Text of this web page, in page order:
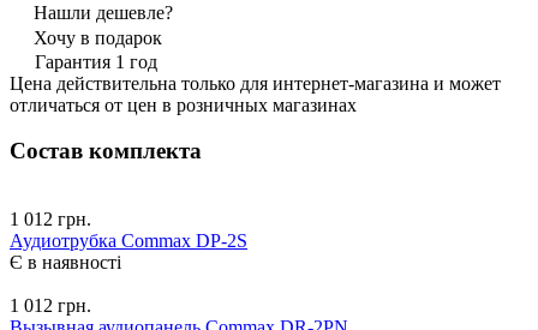
Нашли дешевле?
Хочу в подарок
Гарантия 1 год
Цена действительна только для интернет-магазина и может
отличаться от цен в розничных магазинах
Состав комплекта
1 012 грн.
Аудиотрубка Commax DP-2S
Є в наявності
1 012 грн.